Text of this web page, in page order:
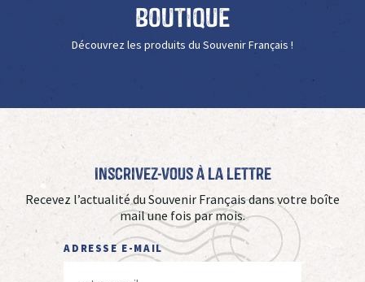
Boutique
Découvrez les produits du Souvenir Français !
Inscrivez-vous à La Lettre
Recevez l’actualité du Souvenir Français dans votre boîte
mail une fois par mois.
ADRESSE E-MAIL